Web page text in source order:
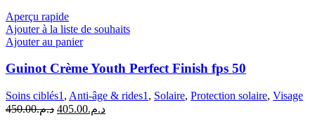
Aperçu rapide
Ajouter à la liste de souhaits
Ajouter au panier
Guinot Crème Youth Perfect Finish fps 50
Soins ciblés1 , Anti-âge & rides1 , Solaire, Protection solaire, Visage
د.م.450.00
Le
د.م.405.00
Le